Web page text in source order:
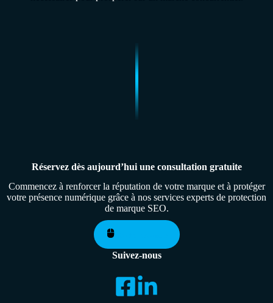
Réservez dès aujourd’hui une consultation gratuite
Commencez à renforcer la réputation de votre marque et à protéger
votre présence numérique grâce à nos services experts de protection
de marque SEO.
Suivez-nous